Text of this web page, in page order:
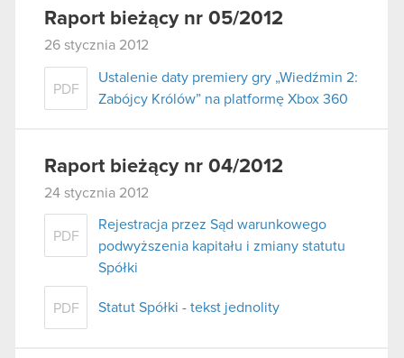
Raport bieżący nr 05/2012
26 stycznia 2012
PDF
Ustalenie daty premiery gry „Wiedźmin 2:
Zabójcy Królów” na platformę Xbox 360
Raport bieżący nr 04/2012
24 stycznia 2012
PDF
Rejestracja przez Sąd warunkowego
podwyższenia kapitału i zmiany statutu
Spółki
PDF Statut Spółki - tekst jednolity